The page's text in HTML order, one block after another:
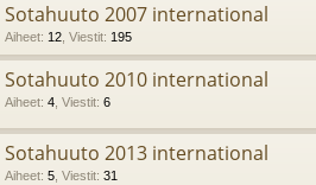
Sotahuuto 2007 international
Aiheet: 12 Viestit: 195
Sotahuuto 2010 international
Aiheet: 4 Viestit: 6
Sotahuuto 2013 international
Aiheet: 5 Viestit: 31